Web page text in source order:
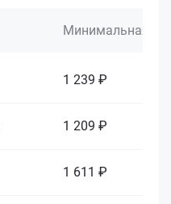
Минимальная
1 239 ₽
1 209 ₽
1 611 ₽